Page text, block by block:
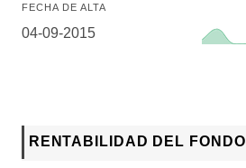
FECHA DE ALTA
04-09-2015
RENTABILIDAD DEL FONDO